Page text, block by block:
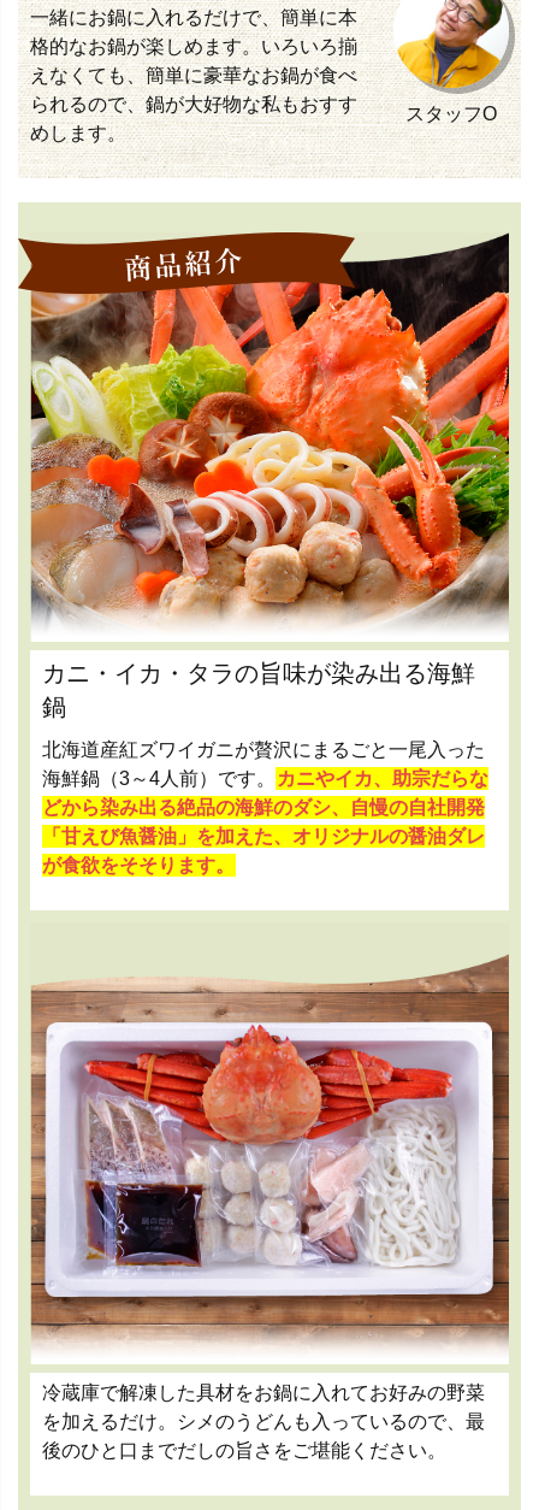
一緒にお鍋に入れるだけで、簡単に本
格的なお鍋が楽しめます。いろいろ揃
えなくても、簡単に豪華なお鍋が食べ
られるので、鍋が大好物な私もおすす
めします。
スタッフO
カニ・イカ・タラの旨味が染み出る海鮮
鍋
北海道産紅ズワイガニが贅沢にまるごと一尾入った
海鮮鍋（3～4人前）です。
カニやイカ、助宗だらな
どから染み出る絶品の海鮮のダシ、自慢の自社開発
「甘えび魚醤油」を加えた、オリジナルの醤油ダレ
が食欲をそそります。
冷蔵庫で解凍した具材をお鍋に入れてお好みの野菜
を加えるだけ。シメのうどんも入っているので、最
後のひと口までだしの旨さをご堪能ください。